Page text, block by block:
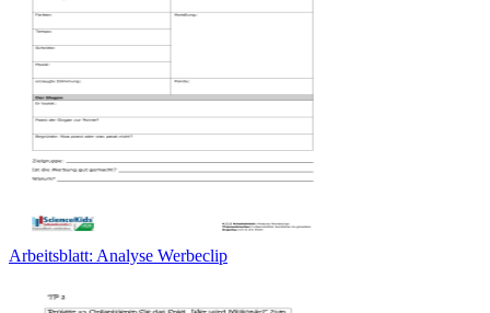
Arbeitsblatt: Analyse Werbeclip